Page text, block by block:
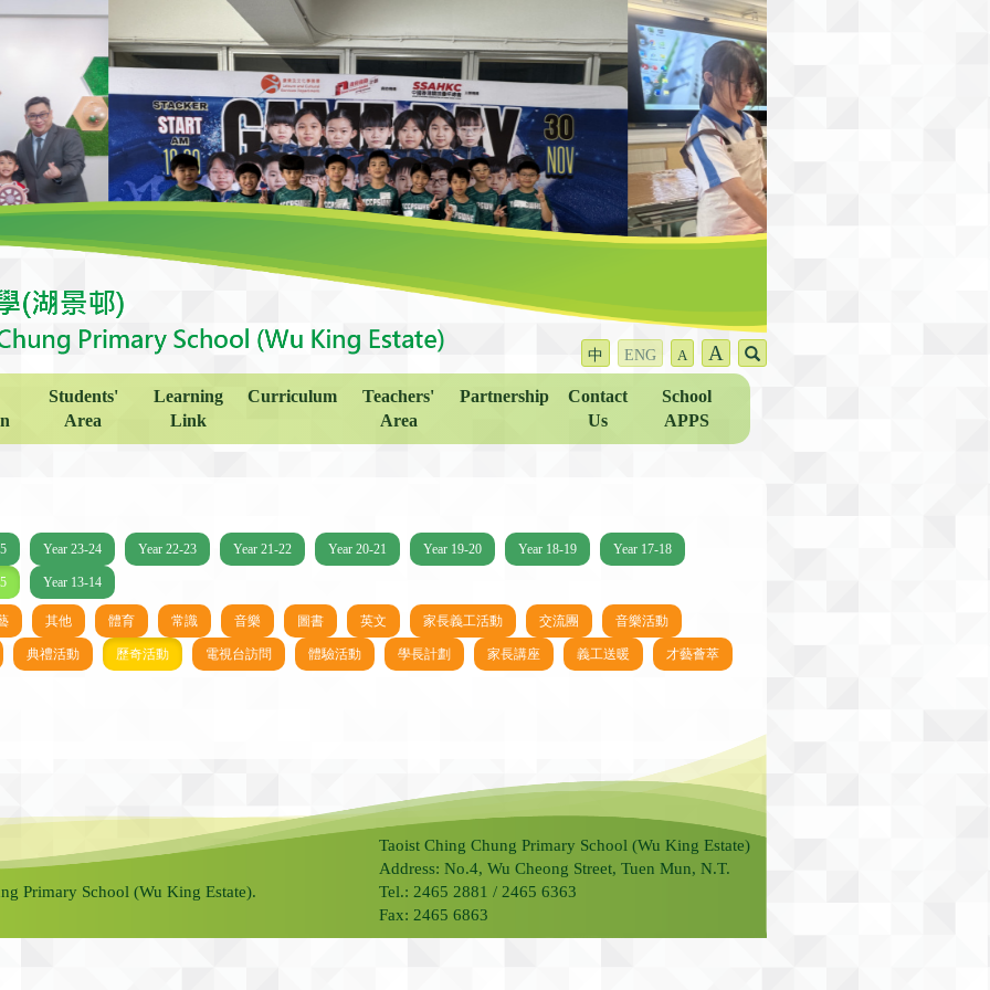
中 ENG A A
Students'
Area
Learning
Link
Curriculum
Teachers'
Area
Partnership
Contact
Us
School
APPS
Year 23-24 Year 22-23 Year 21-22 Year 20-21 Year 19-20 Year 18-19 Year 17-18
Year 13-14
其他 體育 常識 音樂 圖書 英文 家長義工活動 交流團 音樂活動
典禮活動 歷奇活動 電視台訪問 體驗活動 學長計劃 家長講座 義工送暖 才藝薈萃
Taoist Ching Chung Primary School (Wu King Estate)
Address: No.4, Wu Cheong Street, Tuen Mun, N.T.
Tel.: 2465 2881 / 2465 6363
Fax: 2465 6863
Primary School (Wu King Estate).